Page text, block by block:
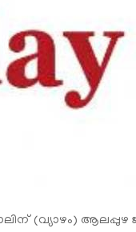
(വ്യാഴം) ആലപ്പുഴ